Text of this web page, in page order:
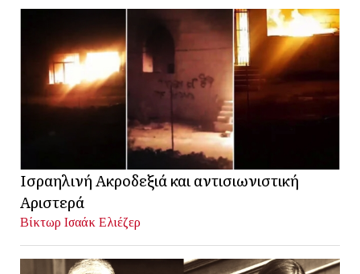
Ισραηλινή Ακροδεξιά και αντισιωνιστική
Αριστερά
Βίκτωρ Ισαάκ Ελιέζερ